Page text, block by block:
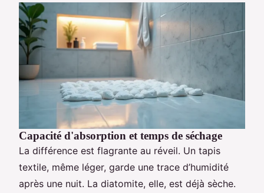
Capacité d'absorption et temps de séchage
La différence est flagrante au réveil. Un tapis
textile, même léger, garde une trace d’humidité
après une nuit. La diatomite, elle, est déjà sèche.